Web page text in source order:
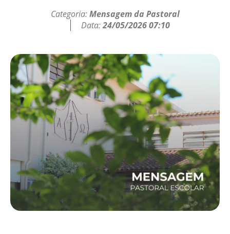
Categoria:Mensagem da Pastoral
Data:24/05/2026 07:10